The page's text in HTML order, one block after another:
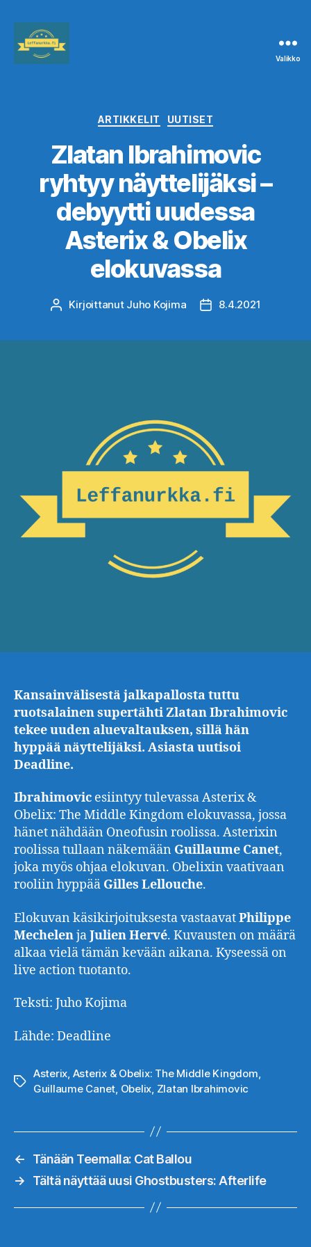
Valikko
Kategoriat
ARTIKKELIT UUTISET
Zlatan Ibrahimovic
ryhtyy näyttelijäksi –
debyytti uudessa
Asterix & Obelix
elokuvassa
Kirjoittaja
Kirjoittanut Juho Kojima Julkaisupäivämäärä
8.4.2021
Kansainvälisestä jalkapallosta tuttu
ruotsalainen supertähtiZlatan Ibrahimovic
tekee uuden aluevaltauksen, sillä hän
hyppää näyttelijäksi. Asiasta uutisoi
Deadline.
Ibrahimovic esiintyy tulevassa Asterix &
Obelix: The Middle Kingdom elokuvassa, jossa
hänet nähdään Oneofusin roolissa. Asterixin
roolissa tullaan näkemään Guillaume Canet,
joka myös ohjaa elokuvan. Obelixin vaativaan
rooliin hyppää Gilles Lellouche.
Elokuvan käsikirjoituksesta vastaavatPhilippe
MechelenjaJulienHervé. Kuvausten on määrä
alkaa vielä tämän kevään aikana. Kyseessä on
live action tuotanto.
Teksti: Juho Kojima
Lähde: Deadline
Avainsanat
Asterix Asterix & Obelix: The Middle Kingdom
Guillaume Canet Obelix Zlatan Ibrahimovic
←
Tänään Teemalla: Cat Ballou
→
Tältä näyttää uusi Ghostbusters: Afterlife